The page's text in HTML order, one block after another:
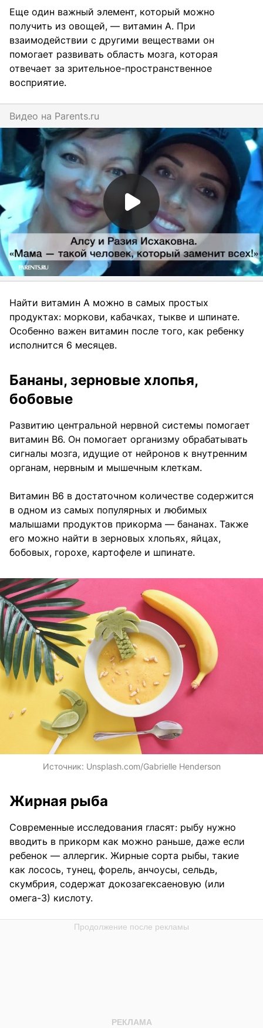
Еще один важный элемент, который можно
получить из овощей, — витамин А. При
взаимодействии с другими веществами он
помогает развивать область мозга, которая
отвечает за зрительное-пространственное
восприятие.
Видео на parents.ru
Найти витамин А можно в самых простых
продуктах: моркови, кабачках, тыкве и шпинате.
Особенно важен витамин после того, как ребенку
исполнится 6 месяцев.
Бананы, зерновые хлопья,
бобовые
Развитию центральной нервной системы помогает
витамин B6. Он помогает организму обрабатывать
сигналы мозга, идущие от нейронов к внутренним
органам, нервным и мышечным клеткам.
Витамин B6 в достаточном количестве содержится
в одном из самых популярных и любимых
малышами продуктов прикорма — бананах. Также
его можно найти в зерновых хлопьях, яйцах,
бобовых, горохе, картофеле и шпинате.
Источник: Unsplash.com/Gabrielle Henderson
Жирная рыба
Современные исследования гласят: рыбу нужно
вводить в прикорм как можно раньше, даже если
ребенок — аллергик. Жирные сорта рыбы, такие
как лосось, тунец, форель, анчоусы, сельдь,
скумбрия, содержат докозагексаеновую (или
омега-3) кислоту.